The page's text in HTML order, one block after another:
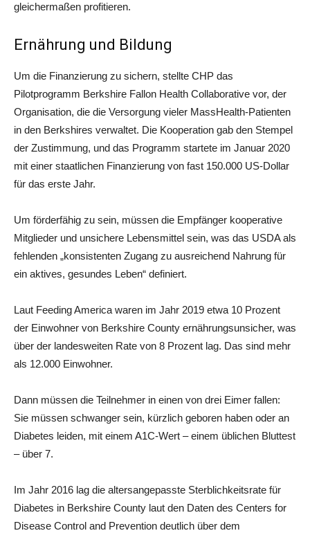
gleichermaßen profitieren.
Ernährung und Bildung
Um die Finanzierung zu sichern, stellte CHP das
Pilotprogramm Berkshire Fallon Health Collaborative vor, der
Organisation, die die Versorgung vieler MassHealth-Patienten
in den Berkshires verwaltet. Die Kooperation gab den Stempel
der Zustimmung, und das Programm startete im Januar 2020
mit einer staatlichen Finanzierung von fast 150.000 US-Dollar
für das erste Jahr.
Um förderfähig zu sein, müssen die Empfänger kooperative
Mitglieder und unsichere Lebensmittel sein, was das USDA als
fehlenden „konsistenten Zugang zu ausreichend Nahrung für
ein aktives, gesundes Leben“ definiert.
Laut Feeding America waren im Jahr 2019 etwa 10 Prozent
der Einwohner von Berkshire County ernährungsunsicher, was
über der landesweiten Rate von 8 Prozent lag. Das sind mehr
als 12.000 Einwohner.
Dann müssen die Teilnehmer in einen von drei Eimer fallen:
Sie müssen schwanger sein, kürzlich geboren haben oder an
Diabetes leiden, mit einem A1C-Wert – einem üblichen Bluttest
– über 7.
Im Jahr 2016 lag die altersangepasste Sterblichkeitsrate für
Diabetes in Berkshire County laut den Daten des Centers for
Disease Control and Prevention deutlich über dem